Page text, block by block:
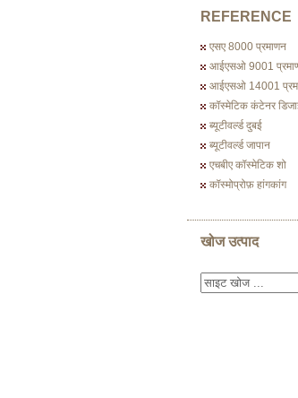
REFERENCE
एसए 8000 प्रमाणन
आईएसओ 9001
आईएसओ 14001
कॉस्मेटिक कंटेनर
ब्यूटीवर्ल्ड दुबई
ब्यूटीवर्ल्ड जापान
एचबीए कॉस्मेटिक शो
कॉस्मोप्रोफ़ हांगकांग
खोज उत्पाद